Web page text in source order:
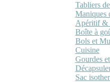
Tabliers
Maniques
Apéritif &
Boîte à
Bols et
Cuisine
Gourdes
Sac